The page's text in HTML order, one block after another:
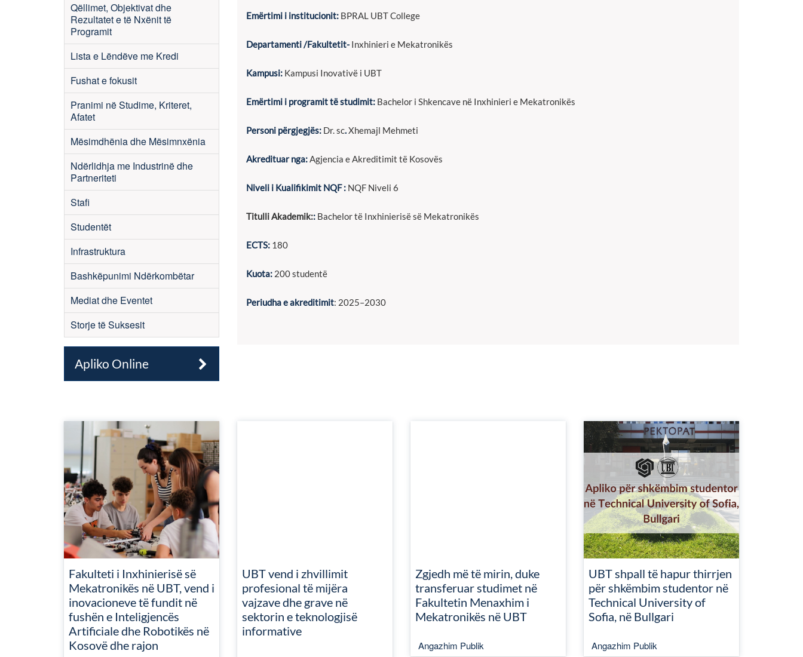
Qëllimet, Objektivat dhe
Rezultatet e të Nxënit të
Programit
Lista e Lëndëve me Kredi
Fushat e fokusit
Pranimi në Studime, Kriteret,
Afatet
Mësimdhënia dhe Mësimnxënia
Ndërlidhja me Industrinë dhe
Partneriteti
Stafi
Studentët
Infrastruktura
Bashkëpunimi Ndërkombëtar
Mediat dhe Eventet
Storje të Suksesit
Apliko Online
Emërtimi i institucionit: BPRAL UBT College
Departamenti /Fakultetit- Inxhinieri e Mekatronikës
Kampusi: Kampusi Inovativë i UBT
Emërtimi i programit të studimit: Bachelor i Shkencave në Inxhinieri e Mekatronikës
Personi përgjegjës: Dr. sc.Xhemajl Mehmeti
Akredituar nga:Agjencia e Akreditimit të Kosovës
Niveli i Kualifikimit NQF : NQF Niveli 6
Titulli Akademik:: Bachelor të Inxhinierisë së Mekatronikës
ECTS: 180
Kuota: 200 studentë
Periudha e akreditimit: 2025–2030
Fakulteti i Inxhinierisë së
Mekatronikës në UBT, vend i
inovacioneve të fundit në
fushën e Inteligjencës
Artificiale dhe Robotikës në
Kosovë dhe rajon
UBT vend i zhvillimit
profesional të mijëra
vajzave dhe grave në
sektorin e teknologjisë
informative
Zgjedh më të mirin, duke
transferuar studimet në
Fakultetin Menaxhim i
Mekatronikës në UBT
Angazhim Publik
UBT shpall të hapur thirrjen
për shkëmbim studentor në
Technical University of
Sofia, në Bullgari
Angazhim Publik